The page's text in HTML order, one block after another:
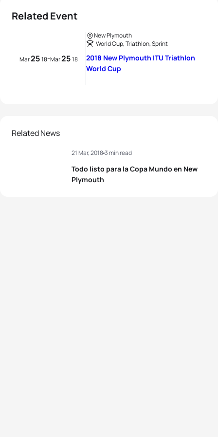
Related Event
Mar2518-Mar2518
New Plymouth
World Cup, Triathlon, Sprint
2018 New Plymouth ITU Triathlon
World Cup
Related News
Todo listo para la Copa Mundo en New
Plymouth
21 Mar, 20183 min read